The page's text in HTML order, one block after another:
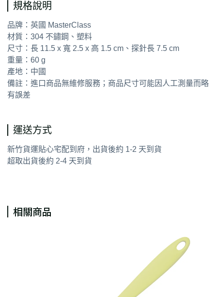
規格說明
品牌：英國 MasterClass
材質：304 不鏽鋼、塑料
尺寸：長 11.5 x 寬 2.5 x 高 1.5 cm、探針長 7.5 cm
重量：60 g
產地：中國
備註：進口商品無維修服務；商品尺寸可能因人工測量而略
有誤差
運送方式
新竹貨運貼心宅配到府，出貨後約 1-2 天到貨
超取出貨後約 2-4 天到貨
相關商品